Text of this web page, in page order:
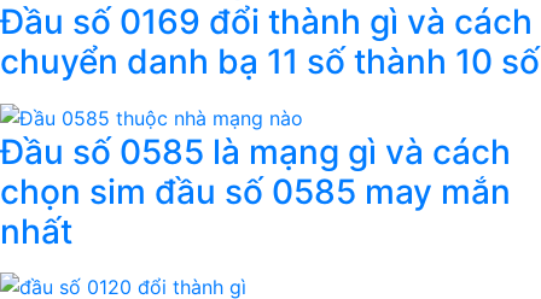
Đầu số 0169 đổi thành gì và cách
chuyển danh bạ 11 số thành 10 số
Đầu số 0585 là mạng gì và cách
chọn sim đầu số 0585 may mắn
nhất